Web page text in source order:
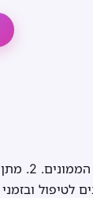
1. טיפול בתביעות בתחום ביטוח רכוש, חבויות
לטיפול